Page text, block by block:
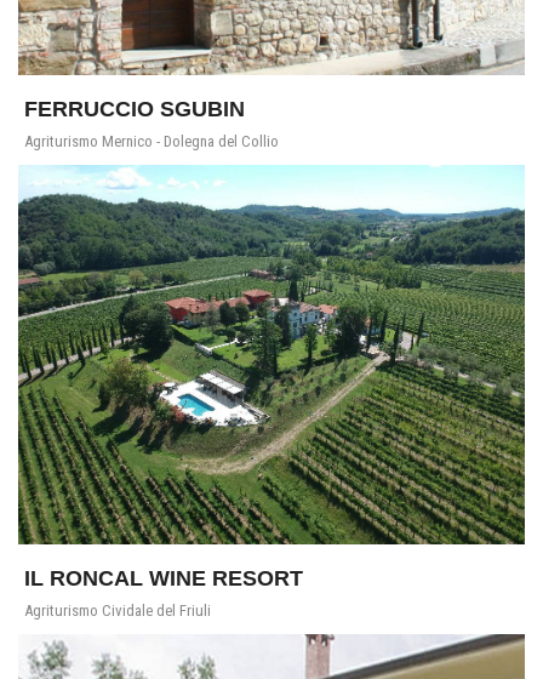
FERRUCCIO SGUBIN
Agriturismo Mernico - Dolegna del Collio
IL RONCAL WINE RESORT
Agriturismo Cividale del Friuli